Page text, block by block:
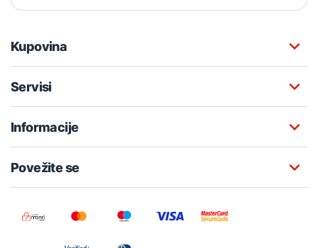
Kupovina
Servisi
Informacije
Povežite se